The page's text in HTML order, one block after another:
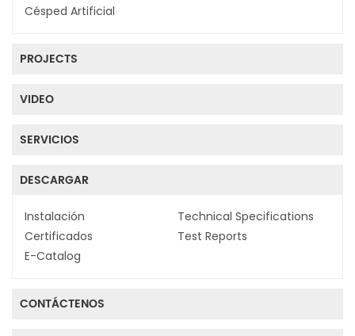
Césped Artificial
PROJECTS
VIDEO
SERVICIOS
DESCARGAR
Instalación
Technical Specifications
Certificados
Test Reports
E-Catalog
CONTÁCTENOS